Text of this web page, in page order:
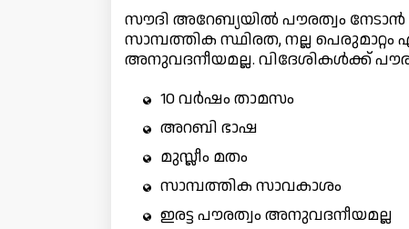
സൗദി അറേബ്യയിൽ പൗരത്വം നേടാൻ
സാമ്പത്തിക സ്ഥിരത, നല്ല
അനുവദനീയമല്ല. വിദേശികൾക്ക്
10 വർഷം താമസം
അറബി ഭാഷ
മുസ്ലീം മതം
സാമ്പത്തിക സാവകാശം
ഇരട്ട പൗരത്വം അനുവദനീയമല്ല